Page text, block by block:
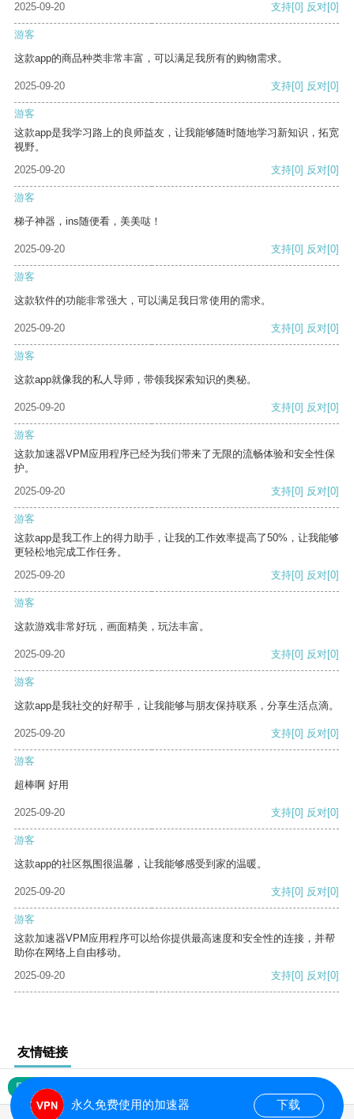
2025-09-20
支持[0] 反对[0]
游客
这款app的商品种类非常丰富，可以满足我所有的购物需求。
2025-09-20 支持[0] 反对[0]
游客
这款app是我学习路上的良师益友，让我能够随时随地学习新知识，拓宽
视野。
2025-09-20
支持[0] 反对[0]
游客
梯子神器，ins随便看，美美哒！
2025-09-20 支持[0] 反对[0]
游客
这款软件的功能非常强大，可以满足我日常使用的需求。
2025-09-20 支持[0] 反对[0]
游客
这款app就像我的私人导师，带领我探索知识的奥秘。
2025-09-20 支持[0] 反对[0]
游客
这款加速器VPM应用程序已经为我们带来了无限的流畅体验和安全性保
护。
2025-09-20
支持[0] 反对[0]
游客
这款app是我工作上的得力助手，让我的工作效率提高了50%，让我能够
更轻松地完成工作任务。
2025-09-20
支持[0] 反对[0]
游客
这款游戏非常好玩，画面精美，玩法丰富。
2025-09-20 支持[0] 反对[0]
游客
这款app是我社交的好帮手，让我能够与朋友保持联系，分享生活点滴。
2025-09-20 支持[0] 反对[0]
游客
超棒啊 好用
2025-09-20 支持[0] 反对[0]
游客
这款app的社区氛围很温馨，让我能够感受到家的温暖。
2025-09-20 支持[0] 反对[0]
游客
这款加速器VPM应用程序可以给你提供最高速度和安全性的连接，并帮
助你在网络上自由移动。
2025-09-20
支持[0] 反对[0]
友情链接
网站地图
永久免费使用的加速器 下载